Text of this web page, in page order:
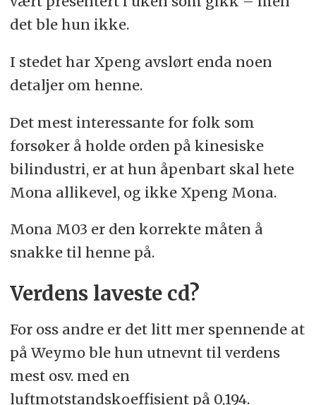
det ble hun ikke.
I stedet har Xpeng avslørt enda noen
detaljer om henne.
Det mest interessante for folk som
forsøker å holde orden på kinesiske
bilindustri, er at hun åpenbart skal hete
Mona allikevel, og ikke Xpeng Mona.
Mona M03 er den korrekte måten å
snakke til henne på.
Verdens laveste cd?
For oss andre er det litt mer spennende at
på Weymo ble hun utnevnt til verdens
mest osv. med en
luftmotstandskoeffisient på 0,194.